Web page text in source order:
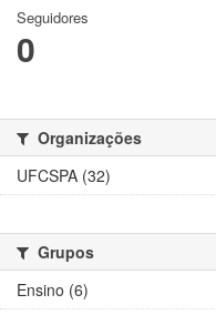
Seguidores
0
Organizações
UFCSPA (32)
Grupos
Ensino (6)